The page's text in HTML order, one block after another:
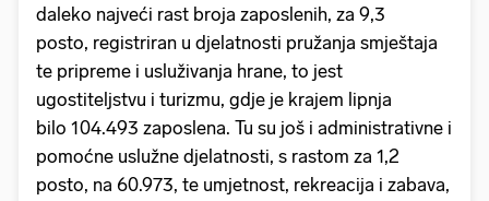
daleko najveći rast broja zaposlenih, za 9,3
posto, registriran u djelatnosti pružanja smještaja
te pripreme i usluživanja hrane, to jest
ugostiteljstvu i turizmu, gdje je krajem lipnja
bilo 104.493 zaposlena. Tu su još i administrativne i
pomoćne uslužne djelatnosti, s rastom za 1,2
posto, na 60.973, te umjetnost, rekreacija i zabava,